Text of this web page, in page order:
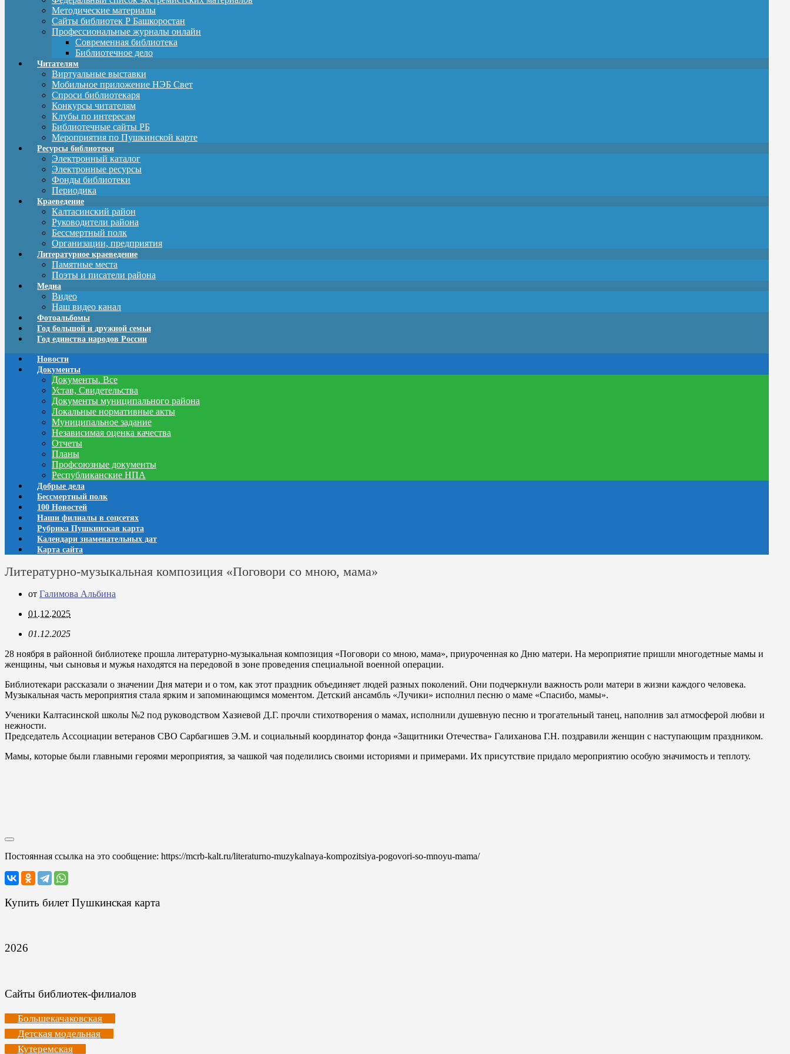
Методические материалы
Сайты библиотек Р Башкоростан
Профессиональные журналы онлайн
Современная библиотека
Библиотечное дело
Читателям
Виртуальные выставки
Мобильное приложение НЭБ Свет
Спроси библиотекаря
Конкурсы читателям
Клубы по интересам
Библиотечные сайты РБ
Мероприятия по Пушкинской карте
Ресурсы библиотеки
Электронный каталог
Электронные ресурсы
Фонды библиотеки
Периодика
Краеведение
Калтасинский район
Руководители района
Бессмертный полк
Организации, предприятия
Литературное краеведение
Памятные места
Поэты и писатели района
Медиа
Видео
Наш видео канал
Фотоальбомы
Год большой и дружной семьи
Год единства народов России
Новости
Документы
Документы. Все
Устав, Свидетельства
Документы муниципального района
Локальные нормативные акты
Муниципальное задание
Независимая оценка качества
Отчеты
Планы
Профсоюзные документы
Республиканские НПА
Добрые дела
Бессмертный полк
100 Новостей
Наши филиалы в соцсетях
Рубрика Пушкинская карта
Календари знаменательных дат
Карта сайта
Литературно-музыкальная композиция «Поговори со мною, мама»
от Галимова Альбина
01.12.2025
01.12.2025
28 ноября в районной библиотеке прошла литературно-музыкальная композиция «Поговори со мною, мама», приуроченная ко Дню матери. На мероприятие пришли многодетные мамы и
женщины, чьи сыновья и мужья находятся на передовой в зоне проведения специальной военной операции.
Библиотекари рассказали о значении Дня матери и о том, как этот праздник объединяет людей разных поколений. Они подчеркнули важность роли матери в жизни каждого человека.
Музыкальная часть мероприятия стала ярким и запоминающимся моментом. Детский ансамбль «Лучики» исполнил песню о маме «Спасибо, мамы».
Ученики Калтасинской школы №2 под руководством Хазиевой Д.Г. прочли стихотворения о мамах, исполнили душевную песню и трогательный танец, наполнив зал атмосферой любви и
нежности.
Председатель Ассоциации ветеранов СВО Сарбагишев Э.М. и социальный координатор фонда «Защитники Отечества» Галиханова Г.Н. поздравили женщин с наступающим праздником.
Мамы, которые были главными героями мероприятия, за чашкой чая поделились своими историями и примерами. Их присутствие придало мероприятию особую значимость и теплоту.
Постоянная ссылка на это сообщение: https://mcrb-kalt.ru/literaturno-muzykalnaya-kompozitsiya-pogovori-so-mnoyu-mama/
Купить билет Пушкинская карта
2026
Сайты библиотек-филиалов
Большекачаковская
Детская модельная
Кутеремская